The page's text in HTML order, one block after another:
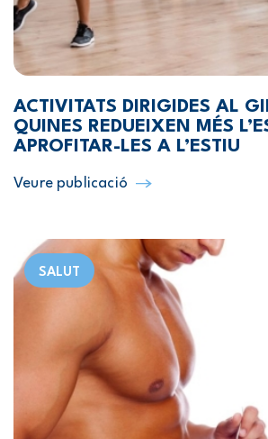
ACTIVITATS DIRIGIDES AL
QUINES REDUEIXEN MÉS
APROFITAR-LES A L’ESTIU
Veure publicació
SALUT